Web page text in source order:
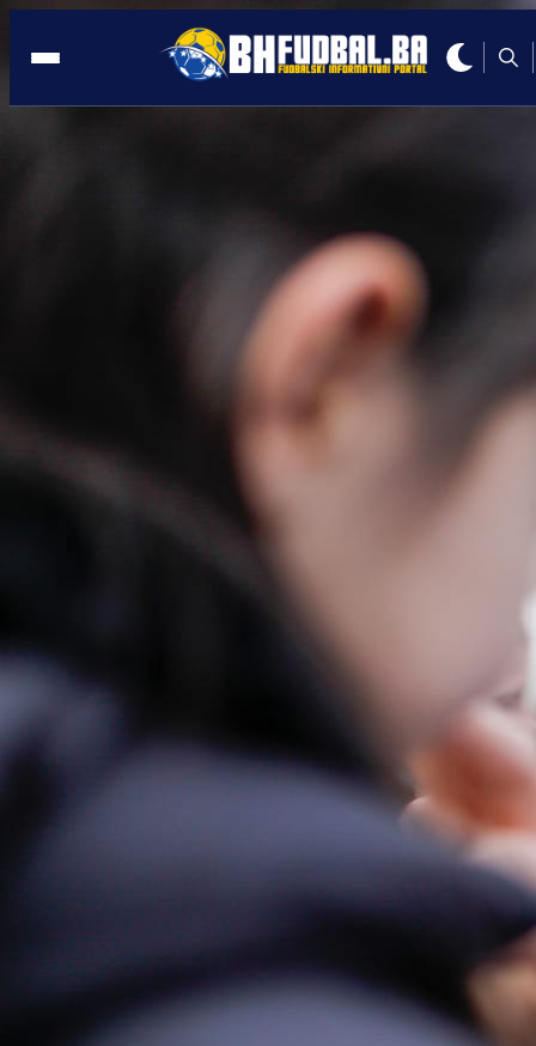
Općina Stari Grad podržala FK
Mošćanica sa 30.000 KM